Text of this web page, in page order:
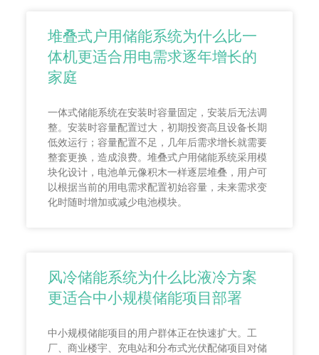
堆叠式户用储能系统为什么比一
体机更适合用电需求逐年增长的
家庭
一体式储能系统在安装时容量固定，安装后无法调
整。安装时容量配置过大，初期投资高且设备长期
低效运行；容量配置不足，几年后需求增长就需要
整套更换，造成浪费。堆叠式户用储能系统采用模
块化设计，电池单元像积木一样逐层堆叠，用户可
以根据当前的用电需求配置初始容量，未来需求变
化时随时增加或减少电池模块。
风冷储能系统为什么比液冷方案
更适合中小规模储能项目部署
中小规模储能项目的用户群体正在快速扩大。工
厂、商业楼宇、充电站和分布式光伏配储项目对储